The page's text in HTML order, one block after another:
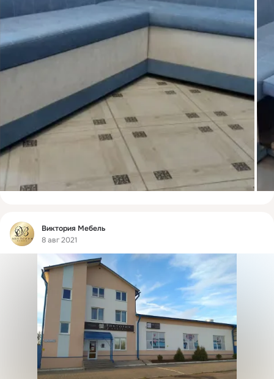
Фид
Виктория Мебель
8 авг 2021